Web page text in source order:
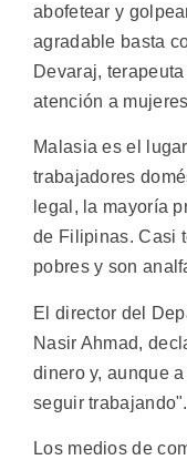
abofetear y
agradable basta
Devaraj,
atención a
Malasia es el
trabajadores
legal, la mayoría
de Filipinas. Casi
pobres y son
El director del
Nasir Ahmad,
dinero y, aunque
seguir trabajando".
Los medios de